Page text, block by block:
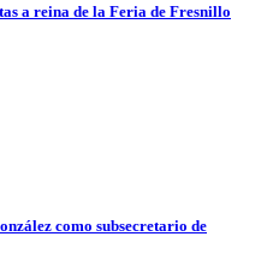
a reina de la Feria de Fresnillo
como subsecretario de